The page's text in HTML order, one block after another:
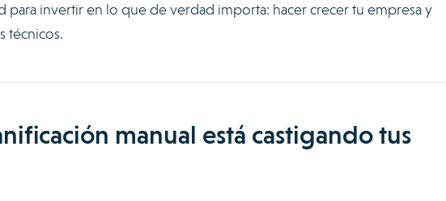
para invertir en lo que de verdad importa: hacer crecer tu empresa y
técnicos.
manual está castigando tus